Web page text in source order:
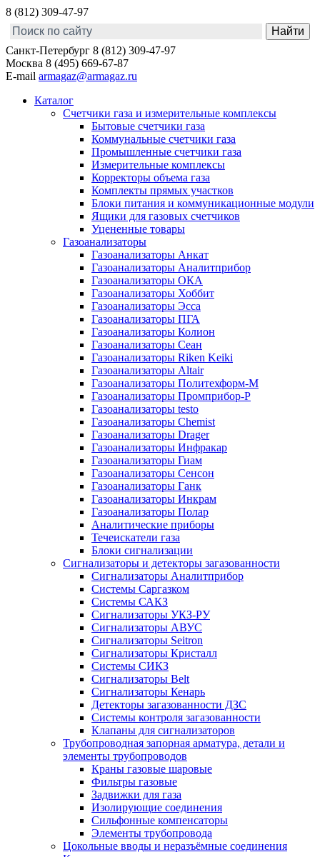
8 (812) 309-47-97
Санкт-Петербург 8 (812) 309-47-97
Москва 8 (495) 669-67-87
E-mail armagaz@armagaz.ru
Каталог
Счетчики газа и измерительные комплексы
Бытовые счетчики газа
Коммунальные счетчики газа
Промышленные счетчики газа
Измерительные комплексы
Корректоры объема газа
Комплекты прямых участков
Блоки питания и коммуникационные модули
Ящики для газовых счетчиков
Уцененные товары
Газоанализаторы
Газоанализаторы Анкат
Газоанализаторы Аналитприбор
Газоанализаторы ОКА
Газоанализаторы Хоббит
Газоанализаторы Эсса
Газоанализаторы ПГА
Газоанализаторы Колион
Газоанализаторы Сеан
Газоанализаторы Riken Keiki
Газоанализаторы Altair
Газоанализаторы Политехформ-М
Газоанализаторы Промприбор-Р
Газоанализаторы testo
Газоанализаторы Chemist
Газоанализаторы Drager
Газоанализаторы Инфракар
Газоанализаторы Гиам
Газоанализаторы Сенсон
Газоанализаторы Ганк
Газоанализаторы Инкрам
Газоанализаторы Полар
Аналитические приборы
Течеискатели газа
Блоки сигнализации
Сигнализаторы и детекторы загазованности
Сигнализаторы Аналитприбор
Системы Саргазком
Системы САКЗ
Сигнализаторы УКЗ-РУ
Сигнализаторы АВУС
Сигнализаторы Seitron
Сигнализаторы Кристалл
Системы СИКЗ
Сигнализаторы Belt
Сигнализаторы Кенарь
Детекторы загазованности ДЗС
Системы контроля загазованности
Клапаны для сигнализаторов
Трубопроводная запорная арматура, детали и
элементы трубопроводов
Краны газовые шаровые
Фильтры газовые
Задвижки для газа
Изолирующие соединения
Сильфонные компенсаторы
Элементы трубопровода
Цокольные вводы и неразъёмные соединения